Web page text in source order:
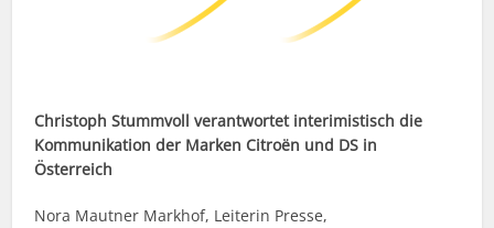
Christoph Stummvoll verantwortet interimistisch die
Kommunikation der Marken Citroën und DS in
Österreich
Nora Mautner Markhof, Leiterin Presse,